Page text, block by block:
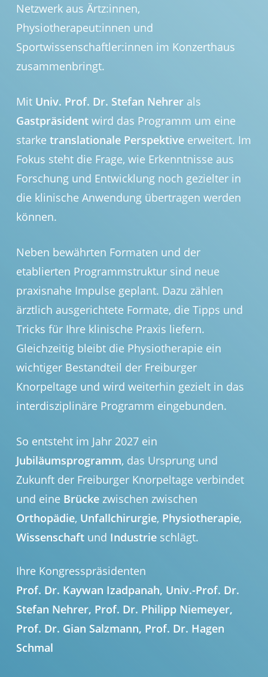
Netzwerk aus Ärtz:innen,
Physiotherapeut:innen und
Sportwissenschaftler:innen im Konzerthaus
zusammenbringt.
Mit Univ. Prof. Dr. Stefan Nehrerals
Gastpräsidentwird das Programm um eine
starke translationale Perspektiveerweitert. Im
Fokus steht die Frage, wie Erkenntnisse aus
Forschung und Entwicklung noch gezielter in
die klinische Anwendung übertragen werden
können.
Neben bewährten Formaten und der
etablierten Programmstruktur sind neue
praxisnahe Impulse geplant. Dazu zählen
ärztlich ausgerichtete Formate, die Tipps und
Tricks für Ihre klinische Praxis liefern.
Gleichzeitig bleibt die Physiotherapie ein
wichtiger Bestandteil der Freiburger
Knorpeltage und wird weiterhin gezielt in das
interdisziplinäre Programm eingebunden.
So entsteht im Jahr 2027 ein
Jubiläumsprogramm, das Ursprung und
Zukunft der Freiburger Knorpeltage verbindet
und eine Brückezwischen zwischen
Orthopädie, Unfallchirurgie, Physiotherapie,
Wissenschaftund Industrieschlägt.
Ihre Kongresspräsidenten
Prof. Dr. Kaywan Izadpanah, Univ.-Prof. Dr.
Stefan Nehrer, Prof. Dr. Philipp Niemeyer,
Prof. Dr. Gian Salzmann, Prof. Dr. Hagen
Schmal